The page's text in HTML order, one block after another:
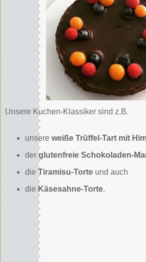
Unsere Kuchen-Klassiker sind z.B.
unsere weiße Trüffel-Tart mit
derglutenfreie Schokoladen-
die Tiramisu-Torte und auch
die Käsesahne-Torte.